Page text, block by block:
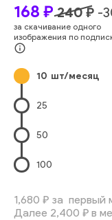
материнство
жить
смеяться
объятия
168 ₽ 240₽ -
за скачивание одного
изображения по
info_outline
10 шт/месяц
25
50
100
1,680 ₽ за первый
Далее 2,400 ₽ в